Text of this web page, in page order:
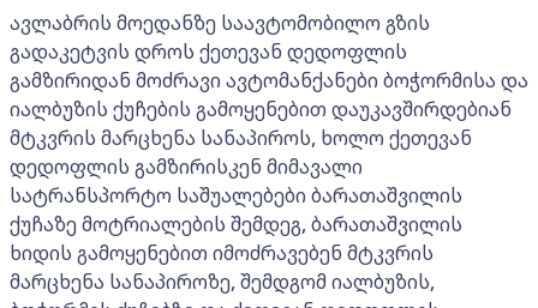
ავლაბრის მოედანზე საავტომობილო გზის
გადაკეტვის დროს ქეთევან დედოფლის
გამზირიდან მოძრავი ავტომანქანები ბოჭორმისა და
იალბუზის ქუჩების გამოყენებით დაუკავშირდებიან
მტკვრის მარცხენა სანაპიროს, ხოლო ქეთევან
დედოფლის გამზირისკენ მიმავალი
სატრანსპორტო საშუალებები ბარათაშვილის
ქუჩაზე მოტრიალების შემდეგ, ბარათაშვილის
ხიდის გამოყენებით იმოძრავებენ მტკვრის
მარცხენა სანაპიროზე, შემდგომ იალბუზის,